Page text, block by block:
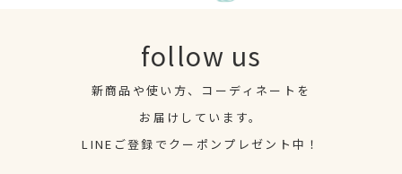
follow us
新商品や使い方、コーディネートを
お届けしています。
LINEご登録でクーポンプレゼント中！